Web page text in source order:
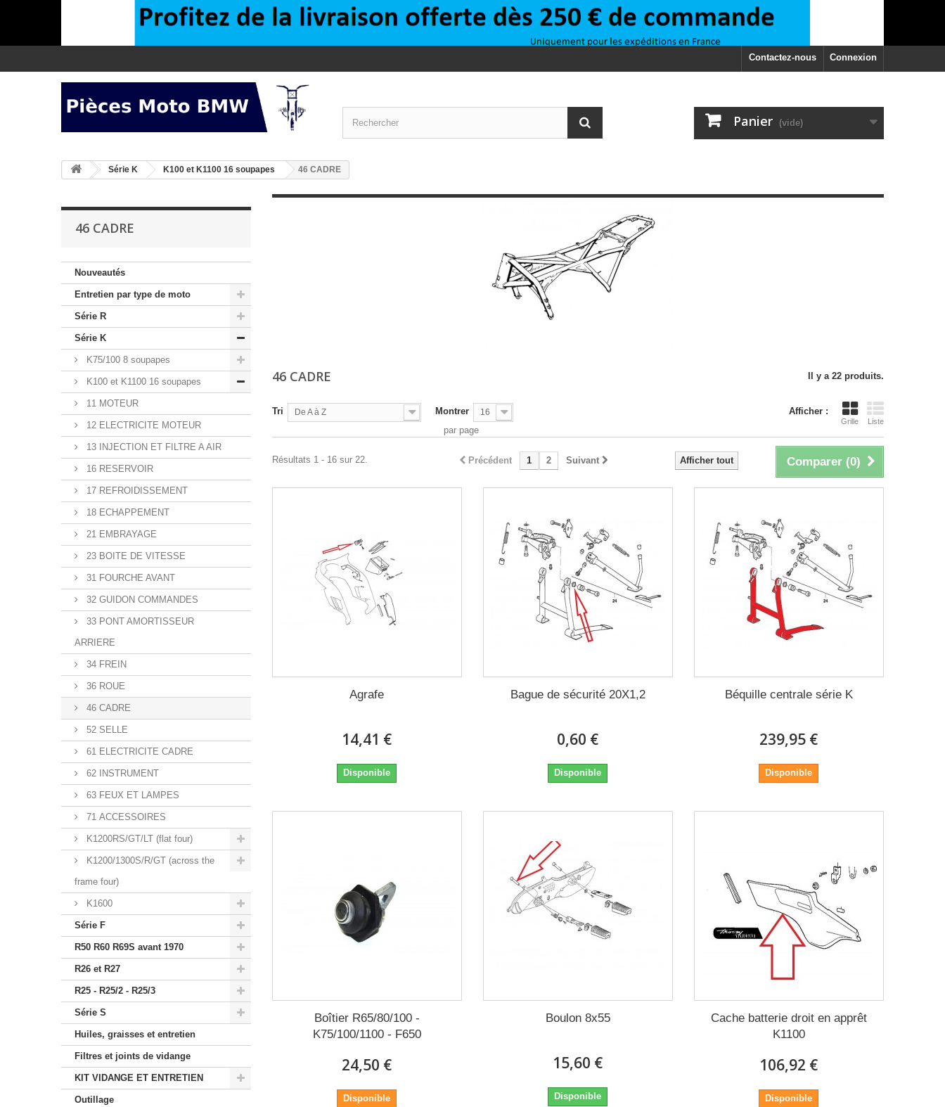
Connexion
Contactez-nous
Panier (vide)
>Série K >K100 et K1100 16 soupapes 46 CADRE
46 CADRE
Nouveautés
Entretien par type de moto
Série R
Série K
K75/100 8 soupapes
K100 et K1100 16 soupapes
11 MOTEUR
12 ELECTRICITE MOTEUR
13 INJECTION ET FILTRE A AIR
16 RESERVOIR
17 REFROIDISSEMENT
18 ECHAPPEMENT
21 EMBRAYAGE
23 BOITE DE VITESSE
31 FOURCHE AVANT
32 GUIDON COMMANDES
33 PONT AMORTISSEUR
ARRIERE
34 FREIN
36 ROUE
46 CADRE
52 SELLE
61 ELECTRICITE CADRE
62 INSTRUMENT
63 FEUX ET LAMPES
71 ACCESSOIRES
K1200RS/GT/LT (flat four)
K1200/1300S/R/GT (across the
frame four)
K1600
Série F
R50 R60 R69S avant 1970
R26 et R27
R25 - R25/2 - R25/3
Série S
Huiles, graisses et entretien
Filtres et joints de vidange
KIT VIDANGE ET ENTRETIEN
Outillage
46 CADRE Il y a 22 produits.
Afficher :
Grille Liste
Tri De A à Z Montrer 16
par page
Comparer (0)
Afficher tout
Précédent 1 2 Suivant
Résultats 1 - 16 sur 22.
Agrafe
14,41 €
Disponible
Bague de sécurité 20X1,2
0,60 €
Disponible
Béquille centrale série K
239,95 €
Disponible
Boîtier R65/80/100 -
K75/100/1100 - F650
24,50 €
Disponible
Boulon 8x55
15,60 €
Disponible
Cache batterie droit en apprêt
K1100
106,92 €
Disponible